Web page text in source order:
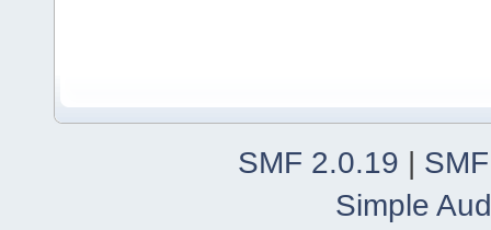
SMF 2.0.19 |
Simple